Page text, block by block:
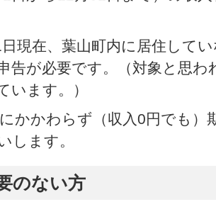
現在、葉山町内に居住して
告が必要です。（対象と思わ
います。）
かかわらず（収入0円でも）
します。
のない方